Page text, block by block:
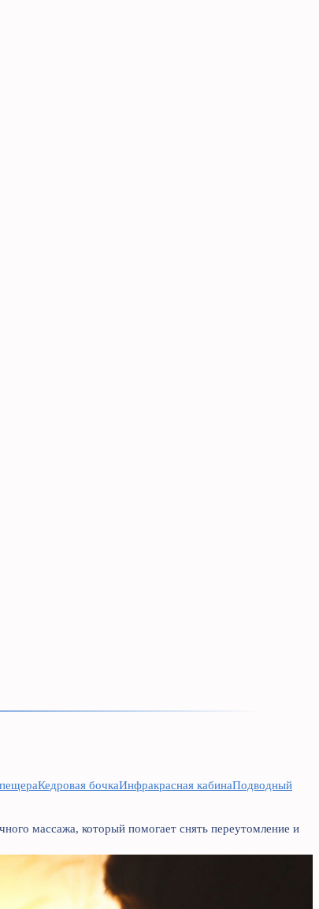
Кедровая бочкаИнфракрасная кабинаПодводный
массажа, который помогает снять переутомление и